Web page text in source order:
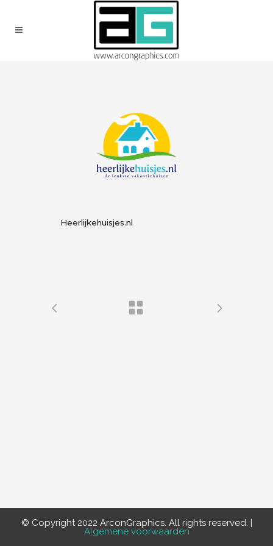
Heerlijkehuisjes.nl
© Copyright 2022 ArconGraphics. All rights reserved. |
Algemene voorwaarden